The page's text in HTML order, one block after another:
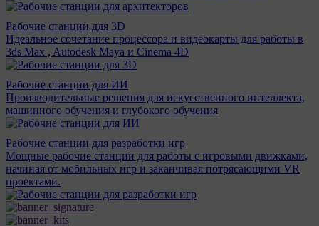
Рабочие станции для 3D
Идеальное сочетание процессора и видеокарты для работы в
3ds Max , Autodesk Maya и Cinema 4D
Рабочие станции для ИИ
Производительные решения для искусственного интеллекта,
машинного обучения и глубокого обучения
Рабочие станции для разработки игр
Мощные рабочие станции для работы с игровыми движками,
начиная от мобильных игр и заканчивая потрясающими VR
проектами.